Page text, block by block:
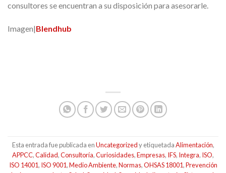
consultores se encuentran a su disposición para asesorarle.
Imagen|Blendhub
Esta entrada fue publicada enUncategorizedy etiquetadaAlimentación,
APPCC,Calidad,Consultoría,Curiosidades,Empresas, IFS, Integra, ISO,
ISO 14001, ISO 9001,Medio Ambiente,Normas,OHSAS 18001,Prevención